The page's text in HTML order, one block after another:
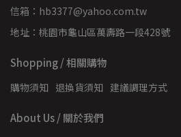
信箱：hb3377@yahoo.com.tw
地址：桃園市龜山區萬壽路一段428號
Shopping / 相關購物
購物須知 退換貨須知 建議調理方式
About Us / 關於我們